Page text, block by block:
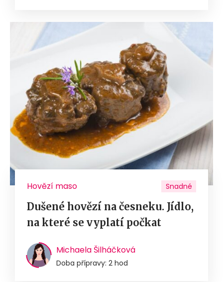
Hovězí maso Snadné
Dušené hovězí na česneku. Jídlo,
na které se vyplatí počkat
Michaela Šilháčková
Doba přípravy: 2 hod